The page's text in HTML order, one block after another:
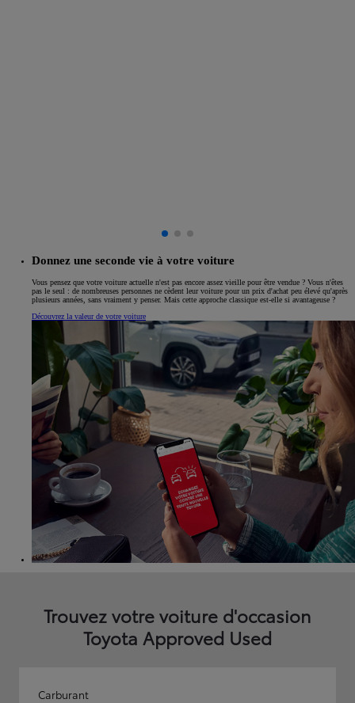
Donnez une seconde vie à votre voiture
Vous pensez que votre voiture actuelle n'est pas encore assez vieille pour être vendue ? Vous n'êtes
pas le seul : de nombreuses personnes ne cèdent leur voiture pour un prix d'achat peu élevé qu'après
plusieurs années, sans vraiment y penser. Mais cette approche classique est-elle si avantageuse ?
Découvrez la valeur de votre voiture
Trouvez votre voiture d'occasion
Toyota Approved Used
Carburant